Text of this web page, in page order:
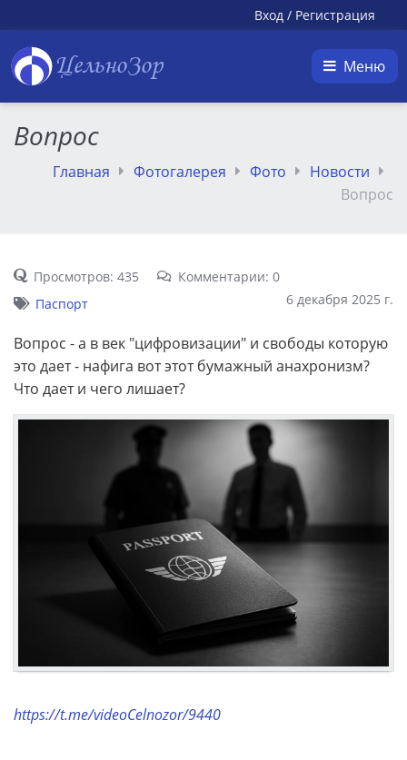
Вход / Регистрация
ЦельноЗор Меню
Вопрос
Главная Фотогалерея Фото
Новости
Вопрос
Просмотров: 435
Комментарии: 0
6 декабря 2025 г.
Паспорт
Вопрос - а в век "цифровизации" и свободы которую
это дает - нафига вот этот бумажный анахронизм?
Что дает и чего лишает?
https://t.me/videoCelnozor/9440